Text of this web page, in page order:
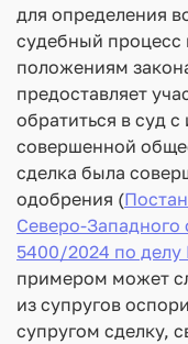
для определения
судебный процесс
положениям
предоставляет
обратиться в суд
совершенной
сделка была
одобрения (
Северо-Западного
5400/2024 по
примером может
из супругов
супругом сделку,